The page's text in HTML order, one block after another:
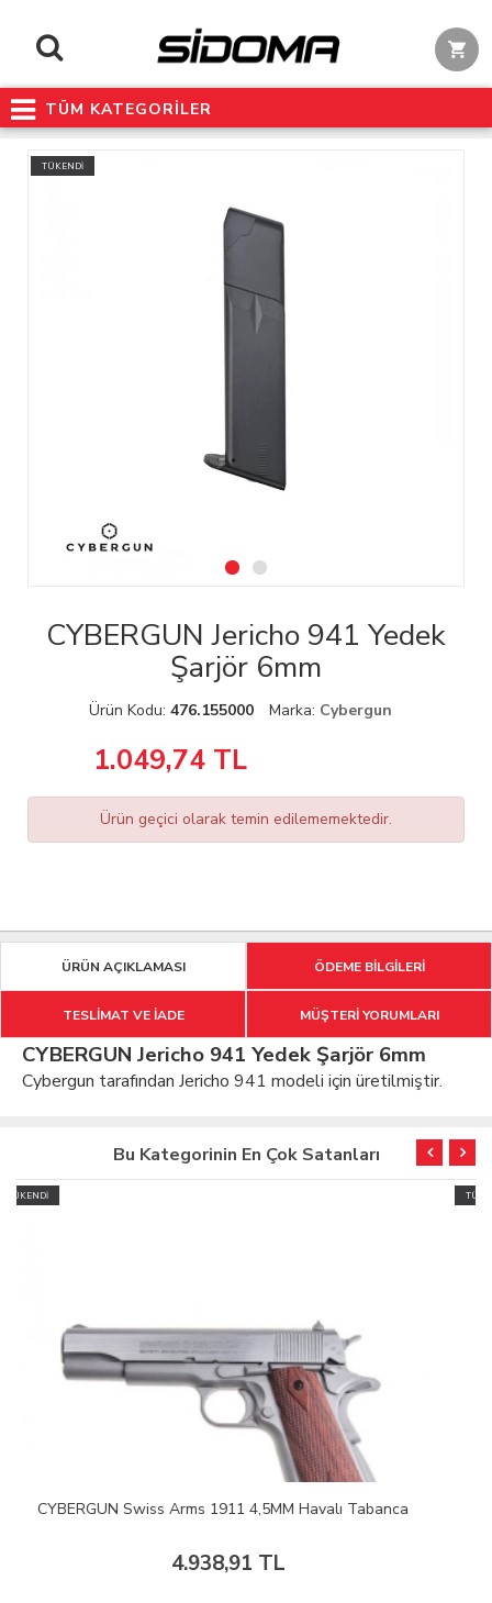
TÜM KATEGORİLER
TÜKENDİ
CYBERGUN Jericho 941 Yedek
Şarjör 6mm
Ürün Kodu: 476.155000 Marka: Cybergun
1.049,74TL
Ürün geçici olarak temin edilememektedir.
ÜRÜN AÇIKLAMASI ÖDEME BİLGİLERİ
TESLİMAT VE İADE MÜŞTERİ YORUMLARI
CYBERGUN Jericho 941 Yedek Şarjör 6mm
Cybergun tarafından Jericho 941 modeli için üretilmiştir.
Bu Kategorinin En Çok Satanları
TÜKENDİ
CYBERGUN Colt 1911 15BBs Airsoft Tabanca Şarjörü
300,09 TL